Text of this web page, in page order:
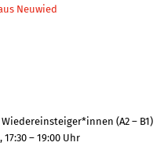
Neuwied
(A2 – B1)
– 19:00 Uhr